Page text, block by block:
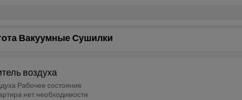
Вакуумные Сушилки
воздуха
Рабочее состояние
нет необходимости